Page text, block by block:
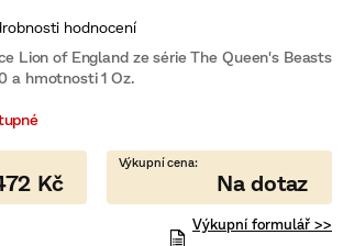
Lion of England ze série The Queen's Beasts
a hmotnosti 1 Oz.
hodnocení
Kč
Výkupní formulář >>